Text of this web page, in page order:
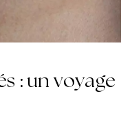
: un voyage